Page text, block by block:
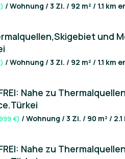
/ Wohnung / 3 Zi. / 92 m² / 1.1 km
und
/ Wohnung / 3 Zi. / 92 m² / 1.1 km
Nahe zu
€) / Wohnung / 3 Zi. / 90 m² /
Nahe zu